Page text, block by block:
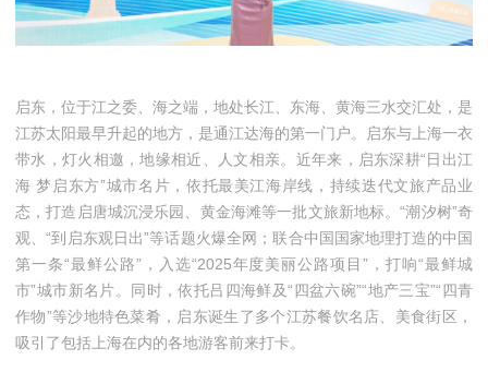
启东，位于江之委、海之端，地处长江、东海、黄海三水交汇处，是
江苏太阳最早升起的地方，是通江达海的第一门户。启东与上海一衣
带水，灯火相邀，地缘相近、人文相亲。近年来，启东深耕“日出江
海 梦启东方”城市名片，依托最美江海岸线，持续迭代文旅产品业
态，打造启唐城沉浸乐园、黄金海滩等一批文旅新地标。“潮汐树”奇
观、“到启东观日出”等话题火爆全网；联合中国国家地理打造的中国
第一条“最鲜公路”，入选“2025年度美丽公路项目”，打响“最鲜城
市”城市新名片。同时，依托吕四海鲜及“四盆六碗”“地产三宝”“四青
作物”等沙地特色菜肴，启东诞生了多个江苏餐饮名店、美食街区，
吸引了包括上海在内的各地游客前来打卡。